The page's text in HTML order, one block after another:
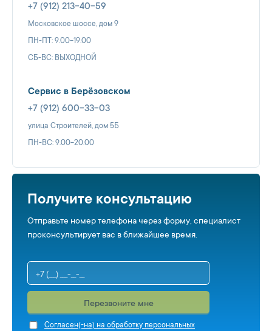
+7 (912) 213-40-59
Московское шоссе, дом 9
ПН-ПТ: 9.00-19.00
СБ-ВС: ВЫХОДНОЙ
Сервис в Берёзовском
+7 (912) 600-33-03
улица Строителей, дом 5Б
ПН-ВС: 9.00-20.00
Получите консультацию
Отправьте номер телефона через форму, специалист
проконсультирует вас в ближайшее время.
Перезвоните мне
Cогласен(-на) на обработку персональных